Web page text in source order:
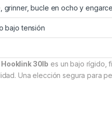
grinner, bucle en ocho y
bajo tensión
30lb es un bajo rígido,
Una elección segura para